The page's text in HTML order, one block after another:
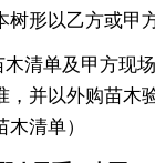
形以乙方或甲
清单及甲方现
，并以外购苗木
清单）